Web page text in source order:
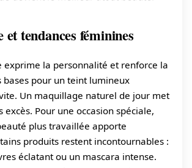
tendances féminines
exprime la personnalité et renforce la
bases pour un teint lumineux
Un maquillage naturel de jour met
excès. Pour une occasion spéciale,
plus travaillée apporte
produits restent incontournables :
éclatant ou un mascara intense.